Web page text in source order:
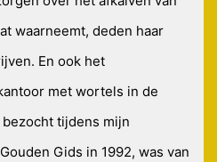
waarneemt, deden haar
En ook het
met wortels in de
tijdens mijn
Gids in 1992, was van